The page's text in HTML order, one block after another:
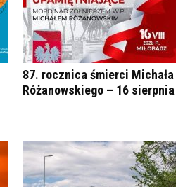
87. rocznica śmierci Michała
Różanowskiego – 16 sierpnia